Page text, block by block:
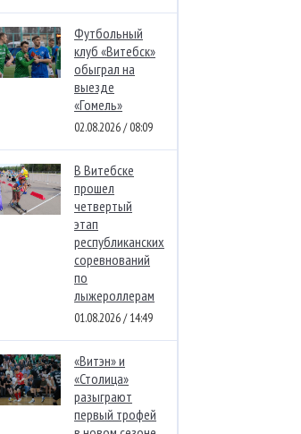
Футбольный
клуб «Витебск»
обыграл на
выезде
«Гомель»
02.08.2026 / 08:09
В Витебске
прошел
четвертый
этап
республиканских
соревнований
по
лыжероллерам
01.08.2026 / 14:49
«Витэн» и
«Столица»
разыграют
первый трофей